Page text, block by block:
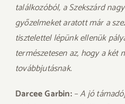
találkozóból, a Szekszárd
győzelmeket aratott már a
tisztelettel lépünk ellenük
természetesen az, hogy a
továbbjutásnak.
Darcee Garbin:–A jó